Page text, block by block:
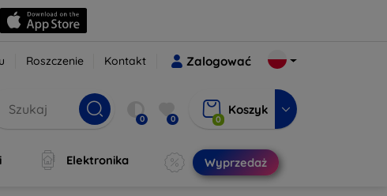
Roszczenie Kontakt Zalogować
0 0 0
Koszyk
Elektronika Wyprzedaż